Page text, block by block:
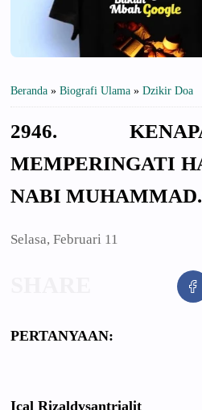
Beranda » Biografi Ulama » Dzikir Doa
2946.
MEMPERINGATI
NABI
Selasa, Februari 11
PERTANYAAN:
Ical Rizaldysantrialit